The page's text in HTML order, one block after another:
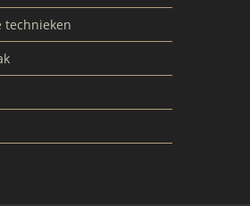
technieken